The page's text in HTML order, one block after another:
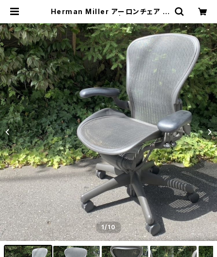
Herman Miller アーロンチェア |
のリサイクルショップ・古着
1/10